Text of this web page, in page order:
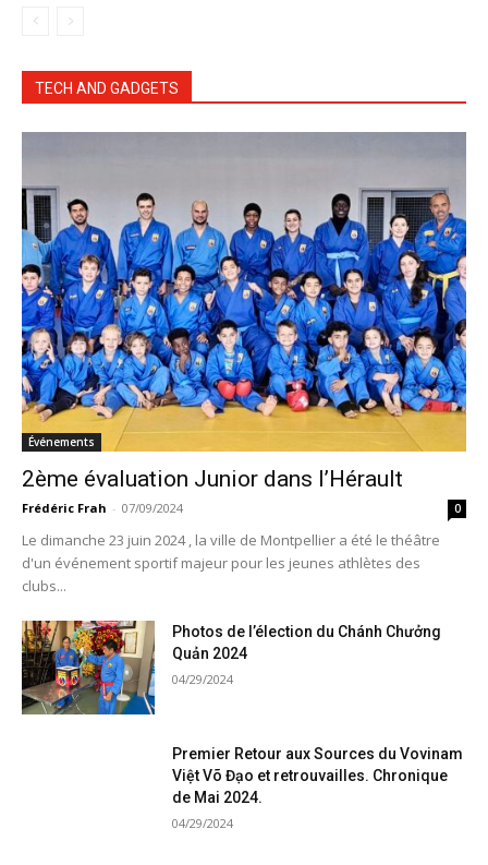
TECH AND GADGETS
Événements
2ème évaluation Junior dans l’Hérault
Frédéric Frah - 07/09/2024 0
Le dimanche 23 juin 2024 , la ville de Montpellier a été le théâtre
d'un événement sportif majeur pour les jeunes athlètes des
clubs...
Photos de l’élection du Chánh Chưởng
Quản 2024
04/29/2024
Premier Retour aux Sources du Vovinam
Việt Võ Đạo et retrouvailles. Chronique
de Mai 2024.
04/29/2024